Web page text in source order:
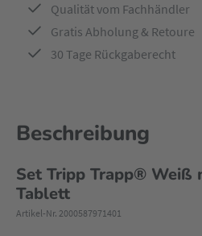
Qualität vom Fachhändler
Gratis Abholung & Retoure
30 Tage Rückgaberecht
Beschreibung
Set Tripp Trapp® Weiß
Tablett
Artikel-Nr. 2000587971401